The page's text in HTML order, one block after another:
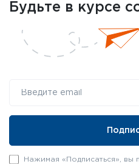
Будьте в курсе
Нажимая «Подписаться», вы